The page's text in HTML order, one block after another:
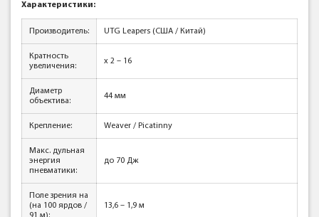
Характеристики:
Производитель: UTG Leapers (США / Китай)
Кратность
увеличения:
x 2 – 16
Диаметр
объектива:
44 мм
Крепление: Weaver / Picatinny
Макс. дульная
энергия
пневматики:
до 70 Дж
Поле зрения на
(на 100 ярдов /
13,6 – 1,9 м